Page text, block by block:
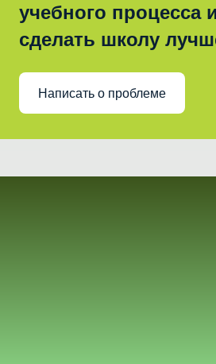
учебного процесса
сделать школу
Написать о проблеме